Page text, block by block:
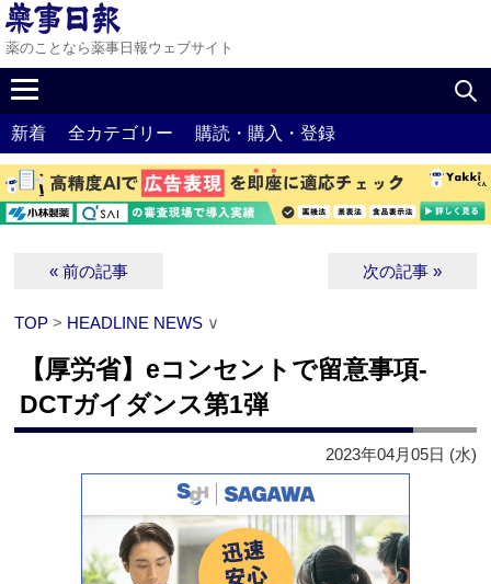
薬のことなら薬事日報ウェブサイト
新着 全カテゴリー 購読・購入・登録
« 前の記事 次の記事 »
TOP > HEADLINE NEWS ∨
【厚労省】eコンセントで留意事項‐
DCTガイダンス第1弾
2023年04月05日 (水)